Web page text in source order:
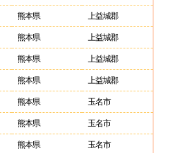
熊本県 上益城郡
熊本県 上益城郡
熊本県 上益城郡
熊本県 上益城郡
熊本県 玉名市
熊本県 玉名市
熊本県 玉名市